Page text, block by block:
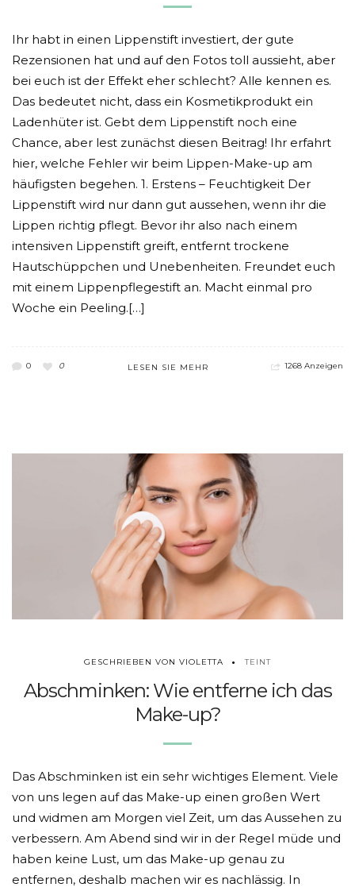
Ihr habt in einen Lippenstift investiert, der gute
Rezensionen hat und auf den Fotos toll aussieht, aber
bei euch ist der Effekt eher schlecht? Alle kennen es.
Das bedeutet nicht, dass ein Kosmetikprodukt ein
Ladenhüter ist. Gebt dem Lippenstift noch eine
Chance, aber lest zunächst diesen Beitrag! Ihr erfahrt
hier, welche Fehler wir beim Lippen-Make-up am
häufigsten begehen. 1. Erstens – Feuchtigkeit Der
Lippenstift wird nur dann gut aussehen, wenn ihr die
Lippen richtig pflegt. Bevor ihr also nach einem
intensiven Lippenstift greift, entfernt trockene
Hautschüppchen und Unebenheiten. Freundet euch
mit einem Lippenpflegestift an. Macht einmal pro
Woche ein Peeling.[…]
0 0 LESEN SIE MEHR 1268 Anzeigen
GESCHRIEBEN VON VIOLETTA TEINT
Abschminken: Wie entferne ich das
Make-up?
Das Abschminken ist ein sehr wichtiges Element. Viele
von uns legen auf das Make-up einen großen Wert
und widmen am Morgen viel Zeit, um das Aussehen zu
verbessern. Am Abend sind wir in der Regel müde und
haben keine Lust, um das Make-up genau zu
entfernen, deshalb machen wir es nachlässig. In